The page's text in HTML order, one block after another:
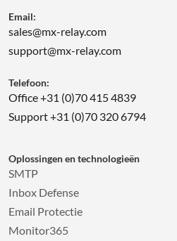
Email:
sales@mx-relay.com
support@mx-relay.com
Telefoon:
Office +31 (0)70 415 4839
Support +31 (0)70 320 6794
Oplossingen en technologieën
SMTP
Inbox Defense
Email Protectie
Monitor365